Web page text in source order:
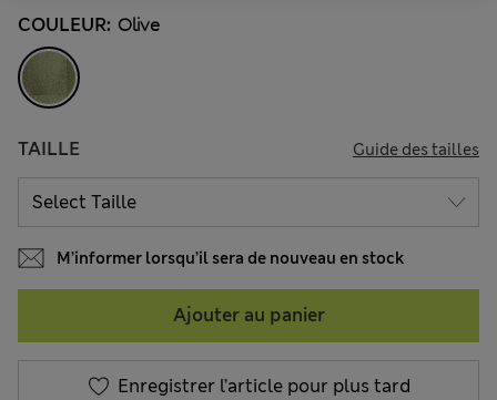
COULEUR: Olive
TAILLE Guide des tailles
M’informer lorsqu’il sera de nouveau en stock
Ajouter au panier
Enregistrer l’article pour plus tard